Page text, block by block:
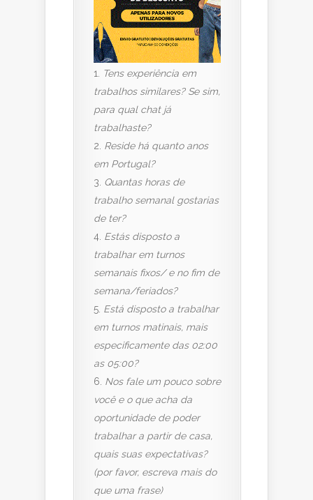
Tens experiência em
trabalhos similares? Se sim,
para qual chat já
trabalhaste?
Reside há quanto anos
em Portugal?
Quantas horas de
trabalho semanal gostarias
de ter?
Estás disposto a
trabalhar em turnos
semanais fixos/ e no fim de
semana/feriados?
Está disposto a trabalhar
em turnos matinais, mais
especificamente das 02:00
as 05:00?
Nos fale um pouco sobre
você e o que acha da
oportunidade de poder
trabalhar a partir de casa,
quais suas expectativas?
(por favor, escreva mais do
que uma frase)